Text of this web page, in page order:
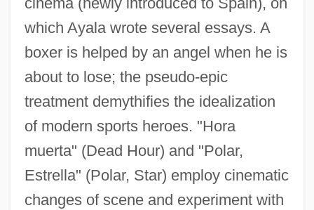
which Ayala wrote several essays. A
boxer is helped by an angel when he is
about to lose; the pseudo-epic
treatment demythifies the idealization
of modern sports heroes. "Hora
muerta" (Dead Hour) and "Polar,
Estrella" (Polar, Star) employ cinematic
changes of scene and experiment with